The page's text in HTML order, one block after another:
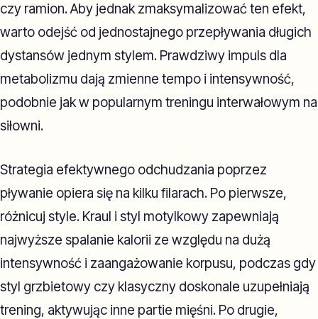
czy ramion. Aby jednak zmaksymalizować ten efekt,
warto odejść od jednostajnego przepływania długich
dystansów jednym stylem. Prawdziwy impuls dla
metabolizmu dają zmienne tempo i intensywność,
podobnie jak w popularnym treningu interwałowym na
siłowni.
Strategia efektywnego odchudzania poprzez
pływanie opiera się na kilku filarach. Po pierwsze,
różnicuj style. Kraul i styl motylkowy zapewniają
najwyższe spalanie kalorii ze względu na dużą
intensywność i zaangażowanie korpusu, podczas gdy
styl grzbietowy czy klasyczny doskonale uzupełniają
trening, aktywując inne partie mięśni. Po drugie,